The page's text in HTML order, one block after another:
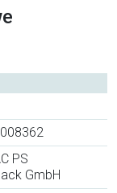
PS
GmbH